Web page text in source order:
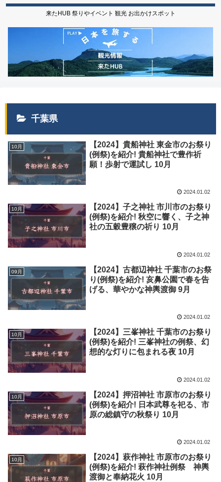
来たHUB 祭りやイベント 観光 お出かけスポット
千葉県
10月
【2024】貴船神社 東金市のお祭り
(例祭)を紹介! 貴船神社で豊作祈
願！歩射で運試し 10月
2024.01.02
10月
【2024】子之神社 市川市のお祭り
(例祭)を紹介! 秋空に響く、子之神
社の五穀豊穣の祈り 10月
2024.01.02
09月
【2024】古都辺神社 千葉市のお祭
り(例祭)を紹介! 亥鼻公園で春を告
げる、華やかな神輿渡御 9月
2024.01.02
10月
【2024】三峯神社 千葉市のお祭り
(例祭)を紹介! 三峯神社の例祭、幻
想的な灯りに包まれる夜 10月
2024.01.02
10月
【2024】押沼神社 市原市のお祭り
(例祭)を紹介! 日本武尊を祀る、市
原の総鎮守の秋祭り 10月
2024.01.02
10月
【2024】萩作神社 市原市のお祭り
(例祭)を紹介! 萩作神社例祭 神輿
渡御と奉納花火 10月